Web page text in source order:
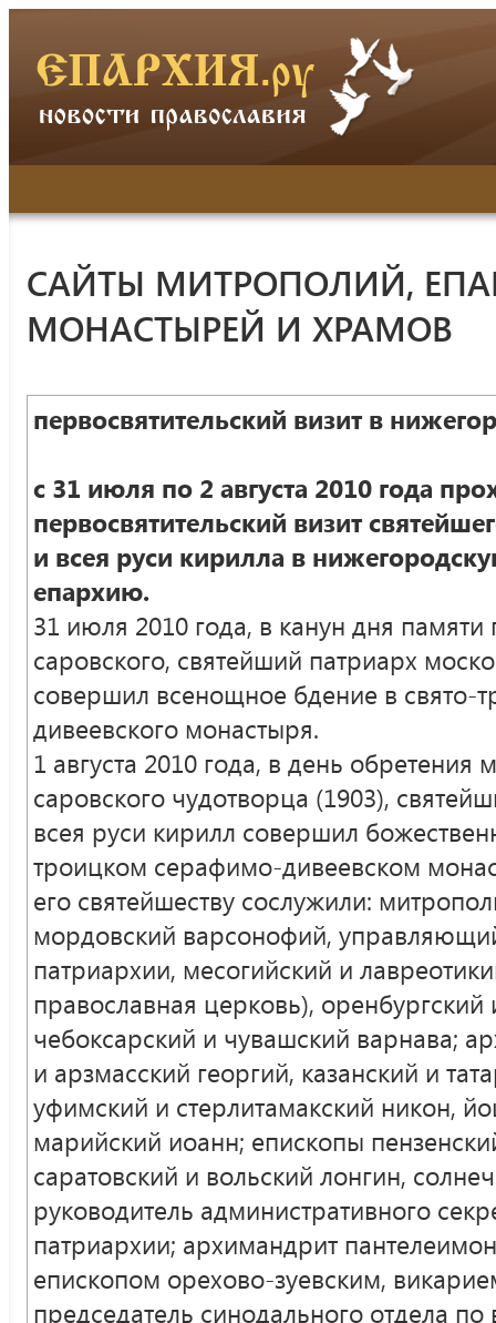
САЙТЫ МИТРОПОЛИЙ,
МОНАСТЫРЕЙ И ХРАМОВ
первосвятительский визит в
с 31 июля по 2 августа 2010 года
первосвятительский визит
и всея руси кирилла в
епархию.
31 июля 2010 года, в канун дня
саровского, святейший патриарх
совершил всенощное бдение в
дивеевского монастыря.
1 августа 2010 года, в день
саровского чудотворца (1903),
всея руси кирилл совершил
троицком серафимо-дивеевском
его святейшеству сослужили:
мордовский варсонофий,
патриархии, месогийский и
православная церковь), оренбургский
чебоксарский и чувашский варнава;
и арзмасский георгий, казанский и
уфимский и стерлитамакский никон,
марийский иоанн; епископы
саратовский и вольский лонгин,
руководитель административного
патриархии; архимандрит
епископом орехово-зуевским,
председатель синодального отдела